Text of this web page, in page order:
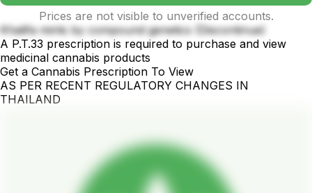
Prices are not visible to unverified accounts.
Khalifa mints by compound genetics (Discontinue)
A P.T.33 prescription is required to purchase and view
medicinal cannabis products
Get a Cannabis Prescription To View
AS PER RECENT REGULATORY CHANGES IN
THAILAND